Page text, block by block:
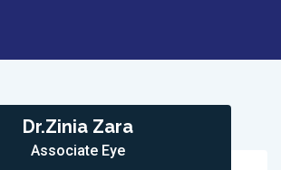
Dr.Zinia Zara
Associate Eye